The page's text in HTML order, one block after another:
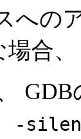
への
合
-